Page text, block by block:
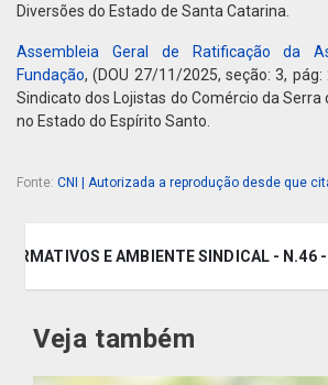
Diversões do Estado de Santa Catarina.
Assembleia Geral de Ratificação da
Fundação, (DOU 27/11/2025, seção: 3,
Sindicato dos Lojistas do Comércio da
no Estado do Espírito Santo.
Fonte: CNI | Autorizada a reprodução desde que
E AMBIENTE SINDICAL - N.46
Veja também